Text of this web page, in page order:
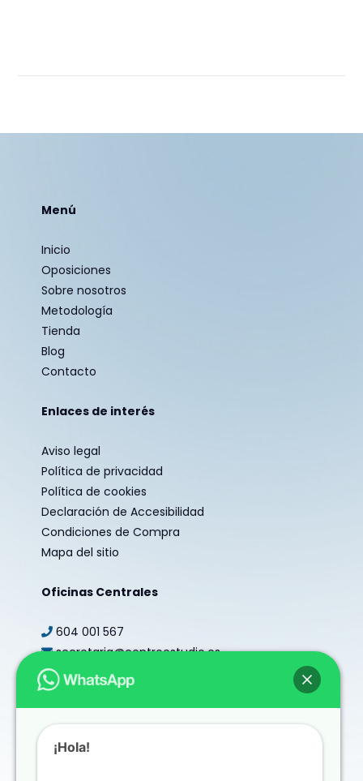
Menú
Inicio
Oposiciones
Sobre nosotros
Metodología
Tienda
Blog
Contacto
Enlaces de interés
Aviso legal
Política de privacidad
Política de cookies
Declaración de Accesibilidad
Condiciones de Compra
Mapa del sitio
Oficinas Centrales
604 001 567
secretaria@centroestudio.es
Redes sociales
¡Hola!